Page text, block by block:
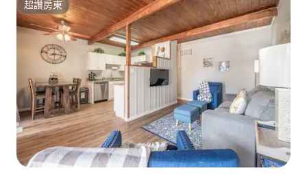
超讚房東
超讚房東